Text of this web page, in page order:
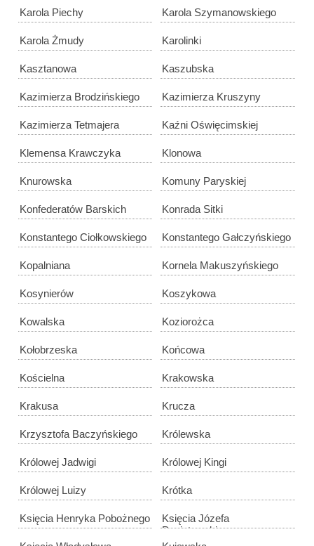
Karola Piechy Karola Szymanowskiego
Karola Żmudy Karolinki
Kasztanowa Kaszubska
Kazimierza Brodzińskiego Kazimierza Kruszyny
Kazimierza Tetmajera Kaźni Oświęcimskiej
Klemensa Krawczyka Klonowa
Knurowska Komuny Paryskiej
Konfederatów Barskich Konrada Sitki
Konstantego Ciołkowskiego Konstantego Gałczyńskiego
Kopalniana Kornela Makuszyńskiego
Kosynierów Koszykowa
Kowalska Koziorożca
Kołobrzeska Końcowa
Kościelna Krakowska
Krakusa Krucza
Krzysztofa Baczyńskiego Królewska
Królowej Jadwigi Królowej Kingi
Królowej Luizy Krótka
Księcia Henryka Pobożnego
Księcia Józefa
Poniatowskiego